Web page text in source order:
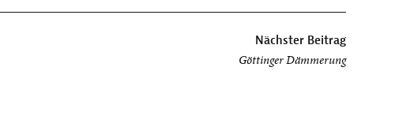
Nächster Beitrag
Göttinger Dämmerung